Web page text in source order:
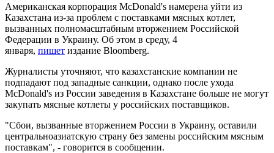
Американская корпорация McDonald's намерена уйти из
Казахстана из-за проблем с поставками мясных котлет,
вызванных полномасштабным вторжением Российской
Федерации в Украину. Об этом в среду, 4
января, пишет издание Bloomberg.
Журналисты уточняют, что казахстанские компании не
подпадают под западные санкции, однако после ухода
McDonald's из России заведения в Казахстане больше не могут
закупать мясные котлеты у российских поставщиков.
"Сбои, вызванные вторжением России в Украину, оставили
центральноазиатскую страну без замены российским мясным
поставкам", - говорится в сообщении.